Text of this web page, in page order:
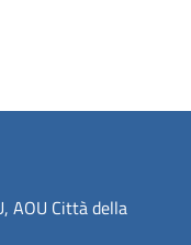
AOU Città della